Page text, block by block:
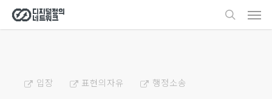
Skip
to
search
입장 표현의자유 행정소송